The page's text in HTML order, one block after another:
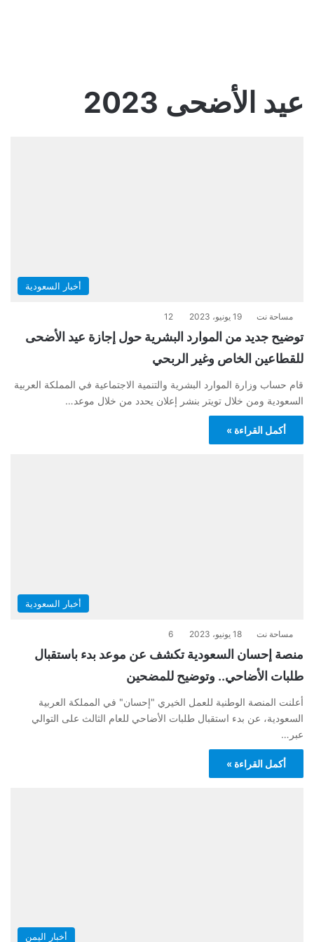
عيد الأضحى 2023
أخبار السعودية
مساحة نت 19 يونيو، 2023 12
توضيح جديد من الموارد البشرية حول إجازة عيد الأضحى
للقطاعين الخاص وغير الربحي
قام حساب وزارة الموارد البشرية والتنمية الاجتماعية في المملكة العربية
السعودية ومن خلال تويتر بنشر إعلان يحدد من خلال موعد…
أكمل القراءة »
أخبار السعودية
مساحة نت 18 يونيو، 2023 6
منصة إحسان السعودية تكشف عن موعد بدء باستقبال
طلبات الأضاحي.. وتوضيح للمضحين
أعلنت المنصة الوطنية للعمل الخيري "إحسان" في المملكة العربية
السعودية، عن بدء استقبال طلبات الأضاحي للعام الثالث على التوالي
عبر…
أكمل القراءة »
أخبار اليمن